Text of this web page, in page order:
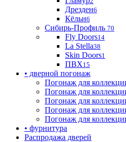
Дрезден6
Кёльн6
Сибирь-Профиль 70
Fly Doors14
La Stella38
Skin Doors1
ПВХ15
• дверной погонаж
Погонаж для
Погонаж для
Погонаж для
Погонаж для
Погонаж для
• фурнитура
Распродажа дверей